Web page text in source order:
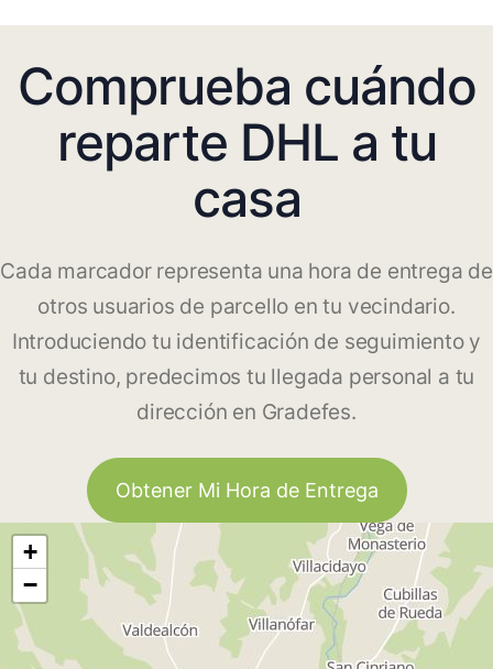
Comprueba cuándo
reparte DHL a tu
casa
Cada marcador representa una hora de entrega de
otros usuarios de parcello en tu vecindario.
Introduciendo tu identificación de seguimiento y
tu destino, predecimos tu llegada personal a tu
dirección en Gradefes.
Obtener Mi Hora de Entrega
+
−